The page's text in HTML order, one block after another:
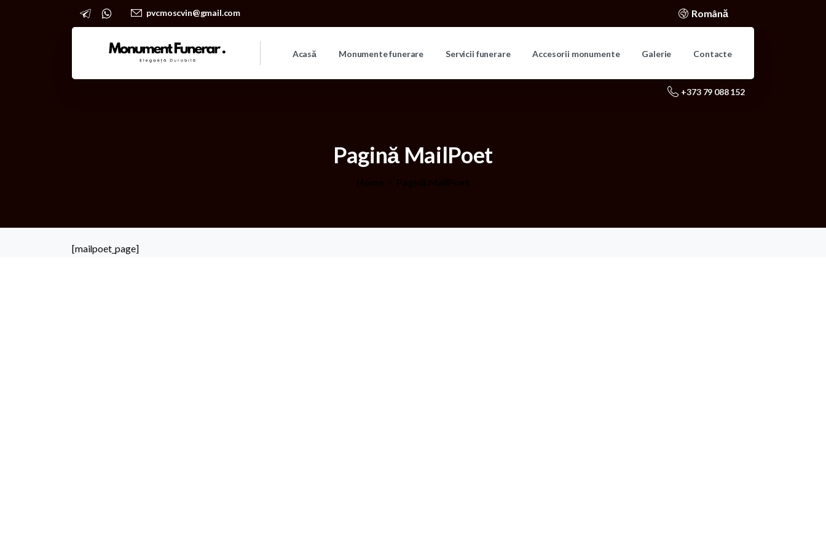
pvcmoscvin@gmail.com Română
Acasă Monumente funerare Servicii funerare Accesorii monumente Galerie Contacte
+373 79 088 152
Pagină MailPoet
[mailpoet_page]